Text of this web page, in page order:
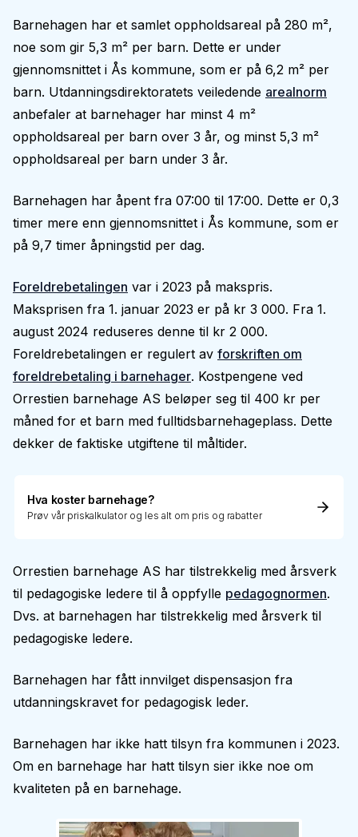
Barnehagen har et samlet oppholdsareal på 280 m²,
noe som gir 5,3 m² per barn. Dette er under
gjennomsnittet i Ås kommune, som er på 6,2 m² per
barn. Utdanningsdirektoratets veiledende arealnorm
anbefaler at barnehager har minst 4 m²
oppholdsareal per barn over 3 år, og minst 5,3 m²
oppholdsareal per barn under 3 år.
Barnehagen har åpent fra 07:00 til 17:00. Dette er 0,3
timer mere enn gjennomsnittet i Ås kommune, som er
på 9,7 timer åpningstid per dag.
Foreldrebetalingen var i 2023 på makspris.
Maksprisen fra 1. januar 2023 er på kr 3 000. Fra 1.
august 2024 reduseres denne til kr 2 000.
Foreldrebetalingen er regulert av forskriften om
foreldrebetaling i barnehager. Kostpengene ved
Orrestien barnehage AS beløper seg til 400 kr per
måned for et barn med fulltidsbarnehageplass. Dette
dekker de faktiske utgiftene til måltider.
Hva koster barnehage?
Prøv vår priskalkulator og les alt om pris og rabatter
Orrestien barnehage AS har tilstrekkelig med årsverk
til pedagogiske ledere til å oppfylle pedagognormen.
Dvs. at barnehagen har tilstrekkelig med årsverk til
pedagogiske ledere.
Barnehagen har fått innvilget dispensasjon fra
utdanningskravet for pedagogisk leder.
Barnehagen har ikke hatt tilsyn fra kommunen i 2023.
Om en barnehage har hatt tilsyn sier ikke noe om
kvaliteten på en barnehage.